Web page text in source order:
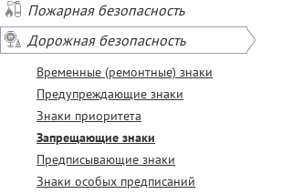
Пожарная безопасность
Дорожная безопасность
Временные (ремонтные) знаки
Предупреждающие знаки
Знаки приоритета
Запрещающие знаки
Предписывающие знаки
Знаки особых предписаний